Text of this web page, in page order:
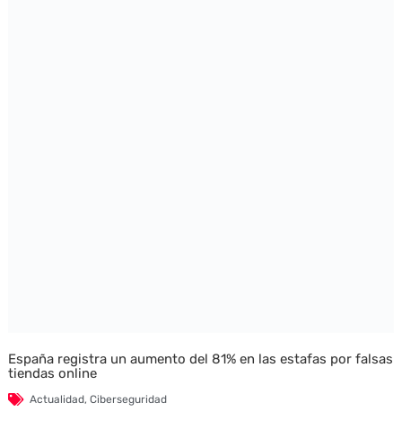
España registra un aumento del 81% en las estafas por falsas
tiendas online
Actualidad, Ciberseguridad